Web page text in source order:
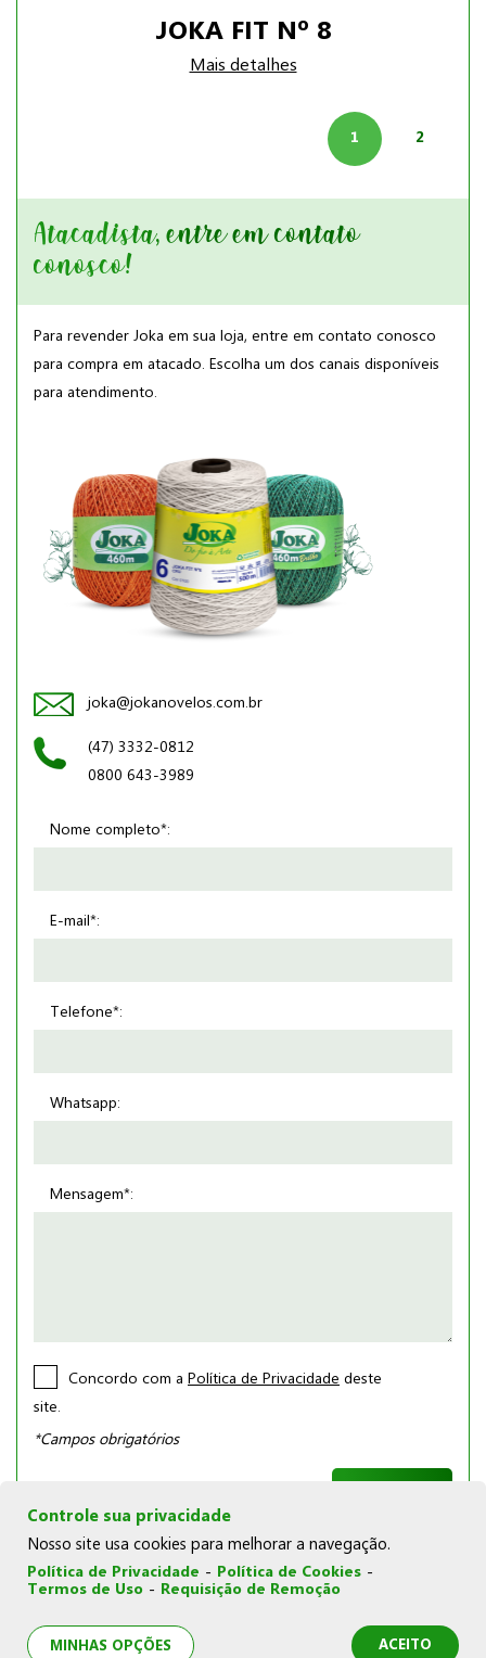
JOKA FIT Nº 8
Mais detalhes
1 2
Atacadista, entre em contato
conosco!
Para revender Joka em sua loja, entre em contato conosco
para compra em atacado. Escolha um dos canais disponíveis
para atendimento.
joka@jokanovelos.com.br
(47) 3332-0812
0800 643-3989
Nome completo*:
E-mail*:
Telefone*:
Whatsapp:
Mensagem*:
Concordo com a Política de Privacidade deste
site.
*Campos obrigatórios
© Copyright 2026 | Joka Novelos |Política de Cookies
de privacidade
Controle sua privacidade
Nosso site usa cookies para melhorar a navegação.
Política de Privacidade - Política de Cookies -
Termos de Uso - Requisição de Remoção
MINHAS OPÇÕES ACEITO